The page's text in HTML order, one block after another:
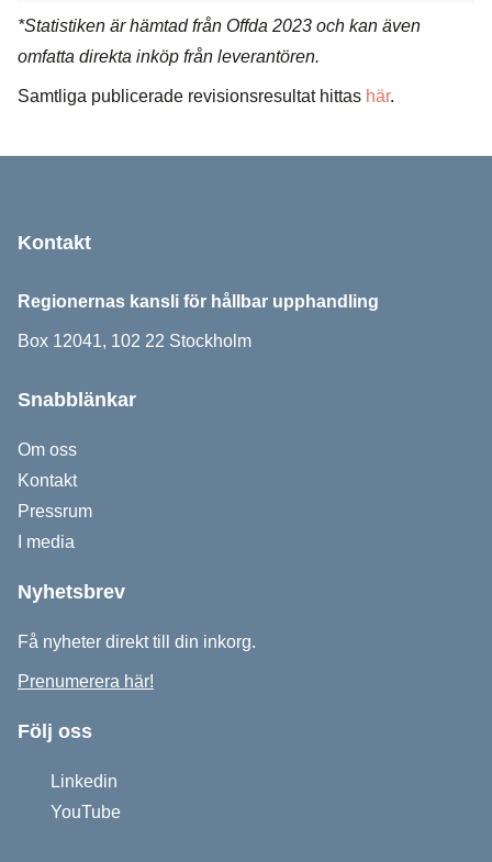
*Statistiken är hämtad från Offda 2023 och kan även
omfatta direkta inköp från leverantören.
Samtliga publicerade revisionsresultat hittas här.
Kontakt
Regionernas kansli för hållbar upphandling
Box 12041, 102 22 Stockholm
Snabblänkar
Om oss
Kontakt
Pressrum
I media
Nyhetsbrev
Få nyheter direkt till din inkorg.
Prenumerera här!
Följ oss
Linkedin
YouTube